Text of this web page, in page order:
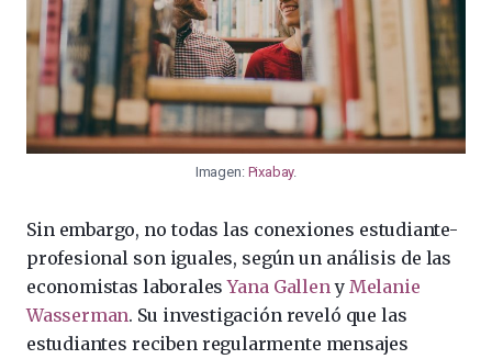
Imagen: Pixabay.
Sin embargo, no todas las conexiones estudiante-
profesional son iguales, según un análisis de las
economistas laboralesYana Gallen y Melanie
Wasserman. Su investigación reveló que las
estudiantes reciben regularmente mensajes